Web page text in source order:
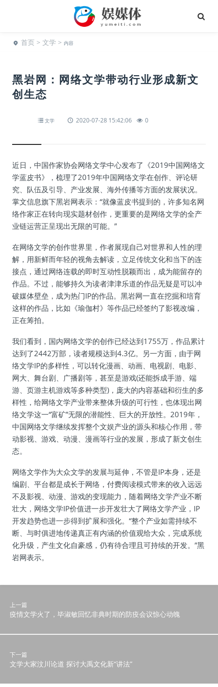
首页 > 文学 > 内容
黑岩网：网络文学带动行业形成新文
创生态
文学 2020-07-28 15:42:06 0
近日，中国作家协会网络文学中心发布了《2019中国网络文
学蓝皮书》，梳理了2019年中国网络文学在创作、评论研
究、队伍及引导、产业发展、海外传播等方面的发展状况。
掌文信息旗下黑岩网表示：“就像蓝皮书提到的，许多知名网
络作家正在转向现实题材创作，更重要的是网络文学的全产
业链运营正呈现出无限的可能。”
在网络文学的创作世界里，作者展现自己对世界和人性的理
解，用新鲜而年轻的视角去解读，立足传统文化和当下的连
接点，通过网络连载的即时互动性脱颖而出，成为能留存的
作品。不过，能够持久为读者津津乐道的作品无疑是可以冲
破媒体壁垒，成为热门IP的作品。黑岩网一直在挖掘和培育
这样的作品，比如《瑜伽村》等作品已经签约了影视改编，
正在筹拍。
我们看到，国内网络文学的创作已经达到1755万，作品累计
达到了2442万部，读者规模达到4.3亿。另一方面，由于网
络文学IP的多样性，可以转化漫画、动画、电视剧、电影、
网大、舞台剧、广播剧等，甚至是游戏(还能拆成手游、端
游、页游主机游戏等多种类型)，庞大的内容基础和衍生的多
样性，给网络文学产业带来整体升级的可行性，也体现出网
络文学这一“富矿”无限的潜能性、巨大的开放性。2019年，
中国网络文学继续发挥整个文娱产业的源头和核心作用，带
动影视、游戏、动漫、漫画等行业的发展，形成了新文创生
态。
网络文学作为大众文学的发展与延伸，不管是IP本身，还是
编剧、平台都是成长于网络，付费阅读模式带来的收入远远
不及影视、动漫、游戏的变现能力，随着网络文学产业不断
壮大，网络文学IP价值进一步开发壮大了网络文学产业，IP
开发趋势也进一步得到扩展和强化。“整个产业如需持续不
断、与时俱进地传递真正有内涵的价值观给大众，完成系统
化升级，产生文化自豪感，仍有待合理且可持续的开发。”黑
岩网表示。
上一篇
疫情文学火了，毕淑敏回忆非典时期的防疫会议惊心动魄
下一篇
文学大家汶川论道 探讨大禹文化新“讲法”